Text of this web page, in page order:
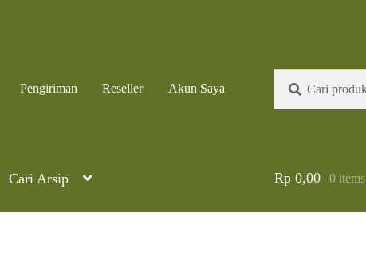
Pengiriman Reseller Akun Saya
untuk:
Cari Arsip Rp0,00 0 items